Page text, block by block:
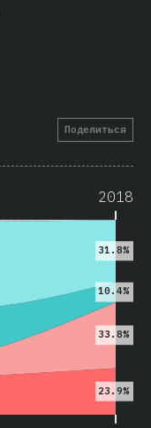
Поделиться
2018
23.9%
33.8%
10.4%
31.8%